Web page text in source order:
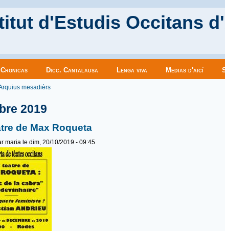
d'Estudis Occitans
Cronicas Dicc. Cantalausa Lenga viva Medias d'aicí
icimesadièrs
2019
de Max Roqueta
maria le dim, 20/10/2019 - 09:45